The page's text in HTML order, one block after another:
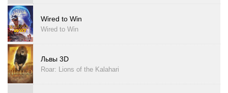
Wired to Win
Wired to Win
Львы 3D
Roar: Lions of the Kalahari